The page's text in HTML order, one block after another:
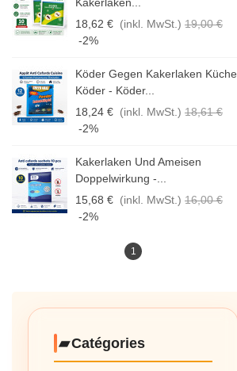
18,62 € (inkl. MwSt.) 19,00 €
-2%
Köder Gegen Kakerlaken Küche
Köder - Köder...
18,24 € (inkl. MwSt.) 18,61 €
-2%
Kakerlaken Und Ameisen
Doppelwirkung -...
15,68 € (inkl. MwSt.) 16,00 €
-2%
1
Catégories